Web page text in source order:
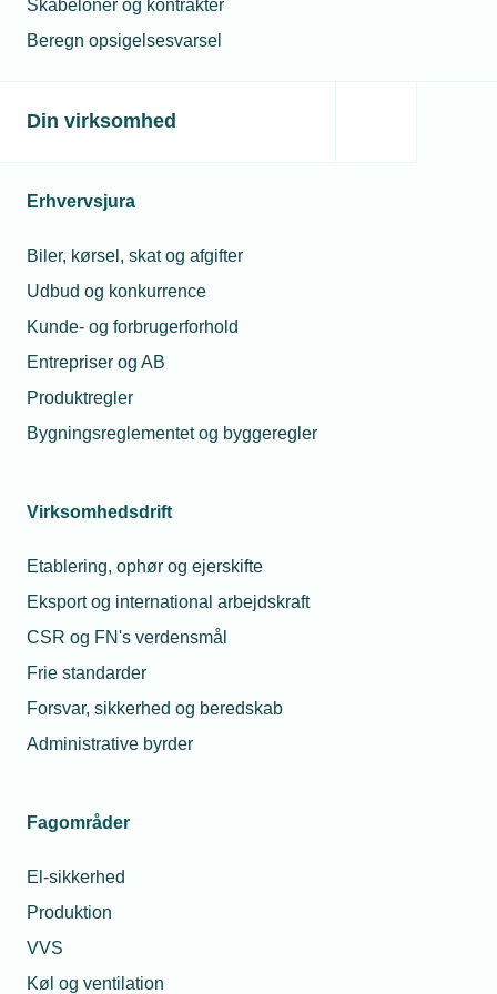
Skabeloner og kontrakter
Beregn opsigelsesvarsel
Din virksomhed
Erhvervsjura
Biler, kørsel, skat og afgifter
Udbud og konkurrence
Kunde- og forbrugerforhold
Entrepriser og AB
Produktregler
Bygningsreglementet og byggeregler
Virksomhedsdrift
Etablering, ophør og ejerskifte
Eksport og international arbejdskraft
CSR og FN's verdensmål
Frie standarder
Forsvar, sikkerhed og beredskab
Administrative byrder
Fagområder
El-sikkerhed
Produktion
VVS
Køl og ventilation
afholdes også på
Webinarer og online kurser
Den Grønne Skole: Lær at lave en
bæredygtighedsrapport i Valified
Den Grønne Skole er for virksomheder, som ikke har
Online - Microsoft Teams
Vis aktivitet
Webinarer og online kurser
Den Grønne Skole: Lær at lave en
Den Grønne Skole er for virksomheder, som ikke har
Kun for medlemmer
21. januar 2025